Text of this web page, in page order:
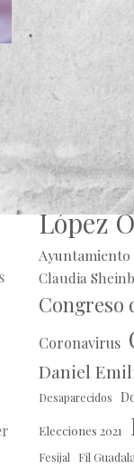
Alberto Uribe
Andrés
López
Ayuntamiento
Claudia
Congreso
Coronavirus
Daniel
Desaparecidos
Elecciones 2021
Fesijal Fil